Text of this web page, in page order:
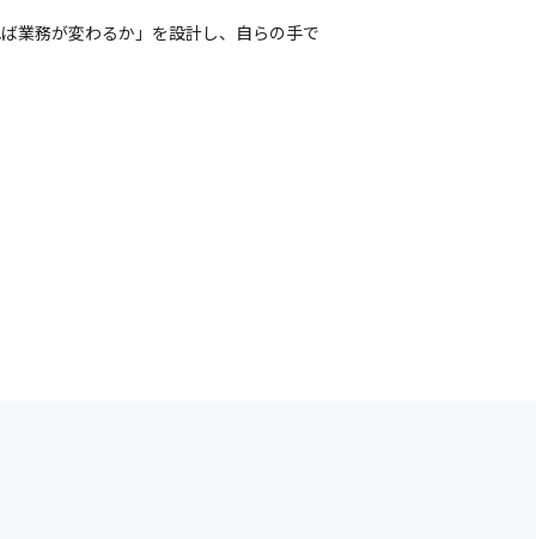
業務が変わるか」を設計し、自らの手で